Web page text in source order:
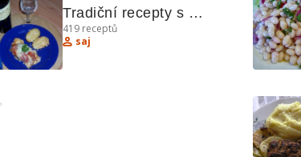
Tradiční recepty s
kuchařskými tajemstvími
419 receptů
saj